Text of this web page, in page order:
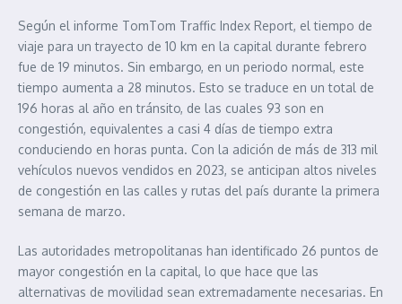
Según el informe TomTom Traffic Index Report, el tiempo de
viaje para un trayecto de 10 km en la capital durante febrero
fue de 19 minutos. Sin embargo, en un periodo normal, este
tiempo aumenta a 28 minutos. Esto se traduce en un total de
196 horas al año en tránsito, de las cuales 93 son en
congestión, equivalentes a casi 4 días de tiempo extra
conduciendo en horas punta. Con la adición de más de 313 mil
vehículos nuevos vendidos en 2023, se anticipan altos niveles
de congestión en las calles y rutas del país durante la primera
semana de marzo.
Las autoridades metropolitanas han identificado 26 puntos de
mayor congestión en la capital, lo que hace que las
alternativas de movilidad sean extremadamente necesarias. En